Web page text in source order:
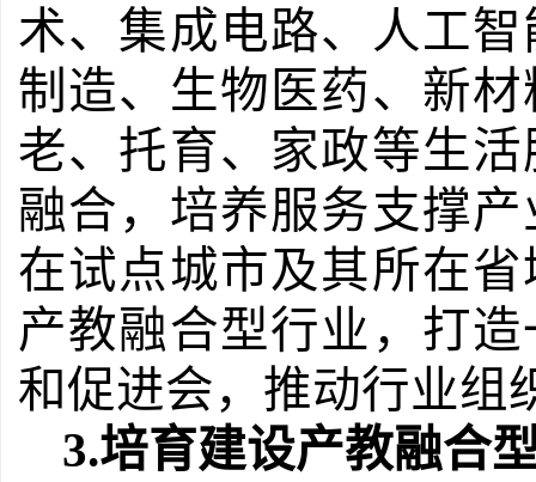
术、集成电路、人工
制造、生物医药、新
老、托育、家政等生
融合，培养服务支撑
在试点城市及其所在
产教融合型行业，打
和促进会，推动行业组
3.培育建设产教融合